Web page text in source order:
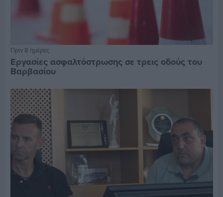
Πριν 8 ημέρες
Εργασίες ασφαλτόστρωσης σε τρεις οδούς του
Βαρβασίου